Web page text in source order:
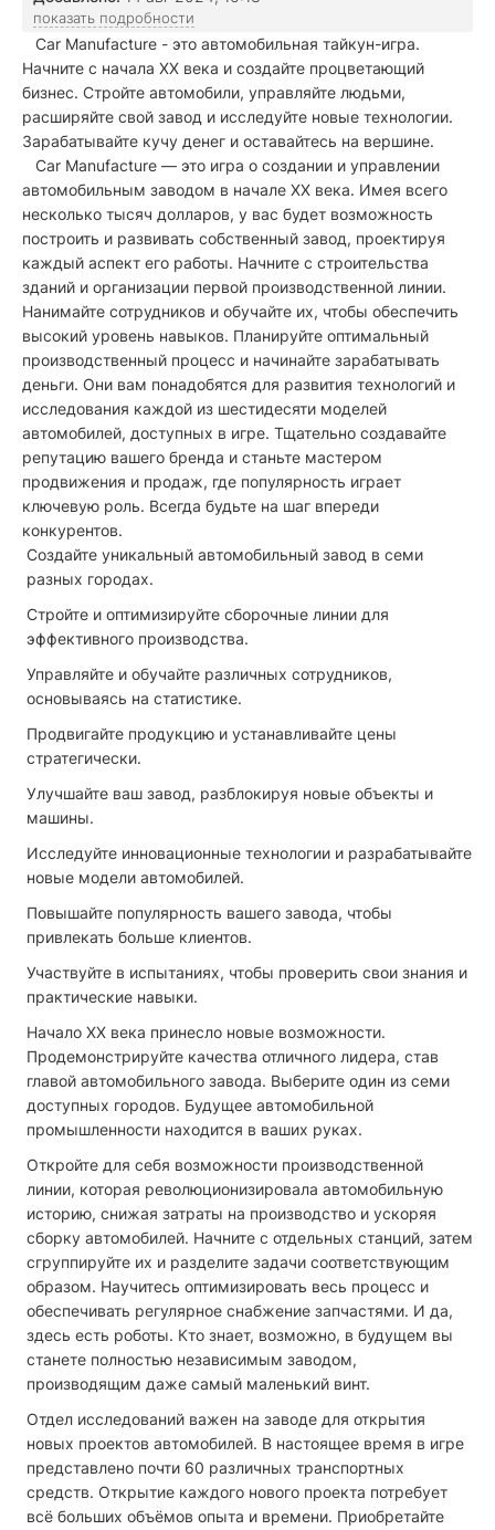
показать подробности
Car Manufacture - это автомобильная тайкун-игра.
Начните с начала XX века и создайте процветающий
бизнес. Стройте автомобили, управляйте людьми,
расширяйте свой завод и исследуйте новые технологии.
Зарабатывайте кучу денег и оставайтесь на вершине.
Car Manufacture — это игра о создании и управлении
автомобильным заводом в начале XX века. Имея всего
несколько тысяч долларов, у вас будет возможность
построить и развивать собственный завод, проектируя
каждый аспект его работы. Начните с строительства
зданий и организации первой производственной линии.
Нанимайте сотрудников и обучайте их, чтобы обеспечить
высокий уровень навыков. Планируйте оптимальный
производственный процесс и начинайте зарабатывать
деньги. Они вам понадобятся для развития технологий и
исследования каждой из шестидесяти моделей
автомобилей, доступных в игре. Тщательно создавайте
репутацию вашего бренда и станьте мастером
продвижения и продаж, где популярность играет
ключевую роль. Всегда будьте на шаг впереди
конкурентов.
Создайте уникальный автомобильный завод в семи
разных городах.
Стройте и оптимизируйте сборочные линии для
эффективного производства.
Управляйте и обучайте различных сотрудников,
основываясь на статистике.
Продвигайте продукцию и устанавливайте цены
стратегически.
Улучшайте ваш завод, разблокируя новые объекты и
машины.
Исследуйте инновационные технологии и разрабатывайте
новые модели автомобилей.
Повышайте популярность вашего завода, чтобы
привлекать больше клиентов.
Участвуйте в испытаниях, чтобы проверить свои знания и
практические навыки.
Начало XX века принесло новые возможности.
Продемонстрируйте качества отличного лидера, став
главой автомобильного завода. Выберите один из семи
доступных городов. Будущее автомобильной
промышленности находится в ваших руках.
Откройте для себя возможности производственной
линии, которая революционизировала автомобильную
историю, снижая затраты на производство и ускоряя
сборку автомобилей. Начните с отдельных станций, затем
сгруппируйте их и разделите задачи соответствующим
образом. Научитесь оптимизировать весь процесс и
обеспечивать регулярное снабжение запчастями. И да,
здесь есть роботы. Кто знает, возможно, в будущем вы
станете полностью независимым заводом,
производящим даже самый маленький винт.
Отдел исследований важен на заводе для открытия
новых проектов автомобилей. В настоящее время в игре
представлено почти 60 различных транспортных
средств. Открытие каждого нового проекта потребует
всё больших объёмов опыта и времени. Приобретайте